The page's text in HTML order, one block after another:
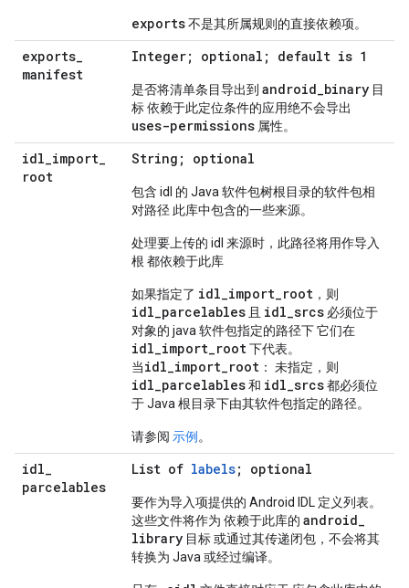
exports不是其所属规则的直接依赖项。
exports_
manifest
Integer; optional; default is 1
是否将清单条目导出到 android_binary 目
标 依赖于此定位条件的应用绝不会导出
uses-permissions 属性。
idl_import_
root
String; optional
包含 idl 的 Java 软件包树根目录的软件包相
对路径 此库中包含的一些来源。
处理要上传的 idl 来源时，此路径将用作导入
根 都依赖于此库
如果指定了 idl_import_root ，则
idl_parcelables 且 idl_srcs 必须位于
对象的 java 软件包指定的路径下 它们在
idl_import_root下代表。
当idl_import_root ： 未指定，则
idl_parcelables和 idl_srcs都必须位
于 Java 根目录下由其软件包指定的路径。
请参阅 示例 。
idl_
parcelables
List of labels; optional
要作为导入项提供的 Android IDL 定义列表。
这些文件将作为 依赖于此库的 android_
library 目标 或通过其传递闭包，不会将其
转换为 Java 或经过编译。